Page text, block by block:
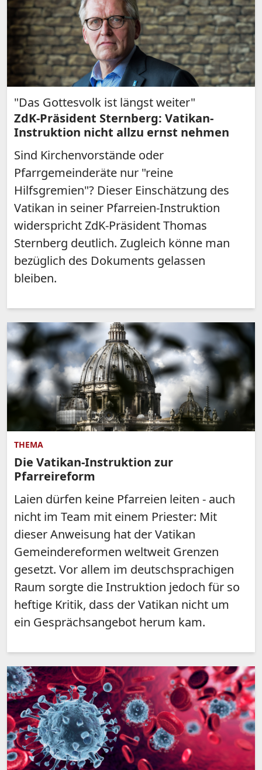
"Das Gottesvolk ist längst weiter"
ZdK-Präsident Sternberg: Vatikan-
Instruktion nicht allzu ernst nehmen
Sind Kirchenvorstände oder
Pfarrgemeinderäte nur "reine
Hilfsgremien"? Dieser Einschätzung des
Vatikan in seiner Pfarreien-Instruktion
widerspricht ZdK-Präsident Thomas
Sternberg deutlich. Zugleich könne man
bezüglich des Dokuments gelassen
bleiben.
THEMA
Die Vatikan-Instruktion zur
Pfarreireform
Laien dürfen keine Pfarreien leiten - auch
nicht im Team mit einem Priester: Mit
dieser Anweisung hat der Vatikan
Gemeindereformen weltweit Grenzen
gesetzt. Vor allem im deutschsprachigen
Raum sorgte die Instruktion jedoch für so
heftige Kritik, dass der Vatikan nicht um
ein Gesprächsangebot herum kam.